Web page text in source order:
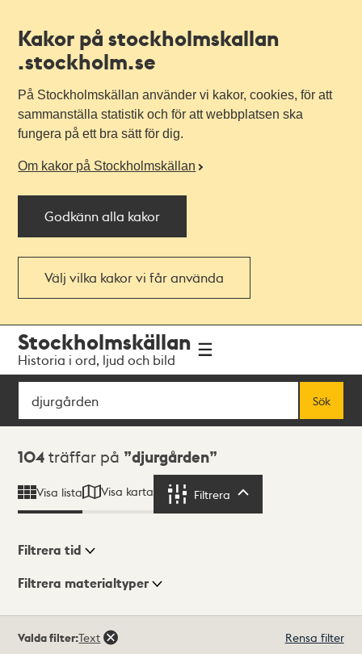
Kakor på stockholmskallan
.stockholm.se
På Stockholmskällan använder vi kakor, cookies, för att
sammanställa statistik och för att webbplatsen ska
fungera på ett bra sätt för dig.
Om kakor på Stockholmskällan
Godkänn alla kakor
Välj vilka kakor vi får använda
navigationen
huvudinnehållet
Stockholmskällan
Historia i ord, ljud och bild
Sök
Sök
Sökresultat
104 träffar på djurgården
Visa lista Visa karta Filtrera
Visningsläge
Filtrera tid
Filtrera materialtyper
104träffar
Valda filter:Text Rensa filter